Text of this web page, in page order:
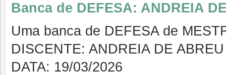
Banca de DEFESA: ANDREIA
Uma banca de DEFESA de
DISCENTE: ANDREIA DE
DATA: 19/03/2026